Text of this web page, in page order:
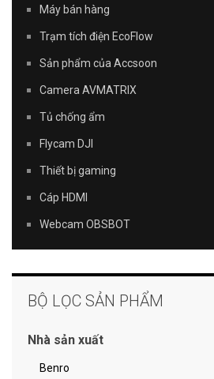
Máy bán hàng
Trạm tích điện EcoFlow
Sản phẩm của Accsoon
Camera AVMATRIX
Tủ chống ẩm
Flycam DJI
Thiết bị gaming
Cáp HDMI
Webcam OBSBOT
BỘ LỌC SẢN PHẨM
Nhà sản xuất
Benro